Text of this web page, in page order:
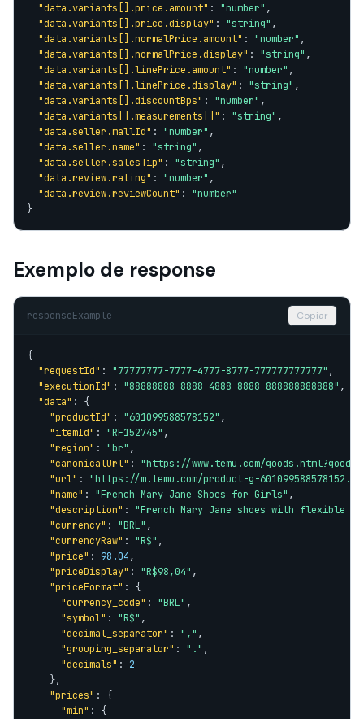
"data.variants[].price.amount" : "number" ,
"data.variants[].price.display" : "string" ,
"data.variants[].normalPrice.amount" : "number" ,
"data.variants[].normalPrice.display" : "string" ,
"data.variants[].linePrice.amount" : "number" ,
"data.variants[].linePrice.display" : "string" ,
"data.variants[].discountBps" : "number" ,
"data.variants[].measurements[]" : "string" ,
"data.seller.mallId" : "number" ,
"data.seller.name" : "string" ,
"data.seller.salesTip" : "string" ,
"data.review.rating" : "number" ,
"data.review.reviewCount" : "number"
}
Exemplo de response
responseExample Copiar
{
"requestId" : "77777777-7777-4777-8777-777777777777" ,
"executionId" : "88888888-8888-4888-8888-888888888888" ,
"data" : {
"productId" : "601099588578152" ,
"itemId" : "RF152745" ,
"region" : "br" ,
"canonicalUrl" : "https://www.temu.com/
"url" : "https://m.temu.com/product-g-
"name" : "French Mary Jane Shoes for Girls" ,
"description" : "French Mary Jane shoes with flexible
"currency" : "BRL" ,
"currencyRaw" : "R$" ,
"price" : 98.04,
"priceDisplay" : "R$98,04" ,
"priceFormat" : {
"currency_code" : "BRL" ,
"symbol" : "R$" ,
"decimal_separator" : "," ,
"grouping_separator" : "." ,
"decimals" : 2
    },
"prices" : {
"min" : {